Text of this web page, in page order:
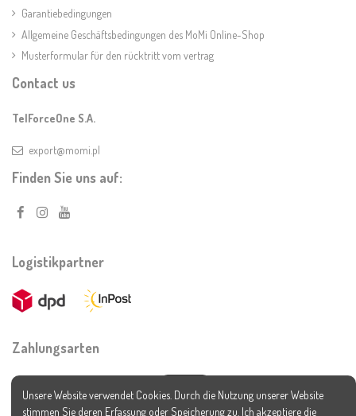
Garantiebedingungen
Allgemeine Geschäftsbedingungen des MoMi Online-Shop
Musterformular für den rücktritt vom vertrag
Contact us
TelForceOne S.A.
export@momi.pl
Finden Sie uns auf:
Logistikpartner
Zahlungsarten
Unsere Website verwendet Cookies. Durch die Nutzung unserer Website
stimmen Sie deren Erfassung oder Speicherung zu. Ich akzeptiere die